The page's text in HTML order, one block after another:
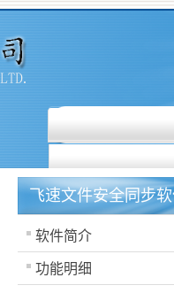
飞速文件安全同步
软件简介
功能明细